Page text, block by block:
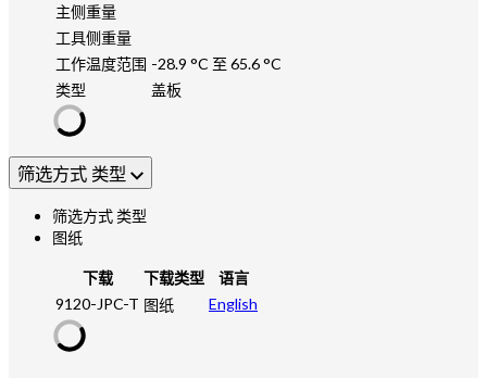
主侧重量
工具侧重量
工作温度范围 -28.9 °C 至 65.6 °C
类型
盖板
筛选方式 类型
筛选方式 类型
图纸
下载 下载类型 语言
9120-JPC-T 图纸 English